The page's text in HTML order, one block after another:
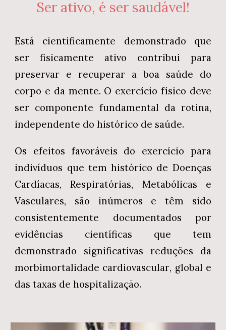
Ser ativo, é ser saudável!
Está cientificamente demonstrado que
ser fisicamente ativo contribui para
preservar e recuperar a boa saúde do
corpo e da mente. O exercício físico deve
ser componente fundamental da rotina,
independente do histórico de saúde.
Os efeitos favoráveis do exercício para
indivíduos que temhistórico de Doenças
Cardíacas, Respiratórias, Metabólicas e
Vasculares, são inúmeros e têm sido
consistentemente documentados
por
evidências científicas que tem
demonstrado significativas reduções da
morbimortalidade cardiovascular, global e
das taxas de hospitalização.